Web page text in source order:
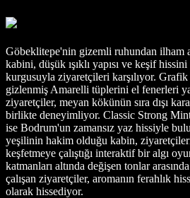
Göbeklitepe'nin gizemli ruhundan ilham
kabini, düşük ışıklı yapısı ve keşif
kurgusuyla ziyaretçileri karşılıyor. Grafik
gizlenmiş Amarelli tüplerini el fenerleri
ziyaretçiler, meyan kökünün sıra dışı
birlikte deneyimliyor. Classic Strong
ise Bodrum'un zamansız yaz hissiyle
yeşilinin hakim olduğu kabin,
keşfetmeye çalıştığı interaktif bir algı
katmanları altında değişen tonlar
çalışan ziyaretçiler, aromanın ferahlık
olarak hissediyor.